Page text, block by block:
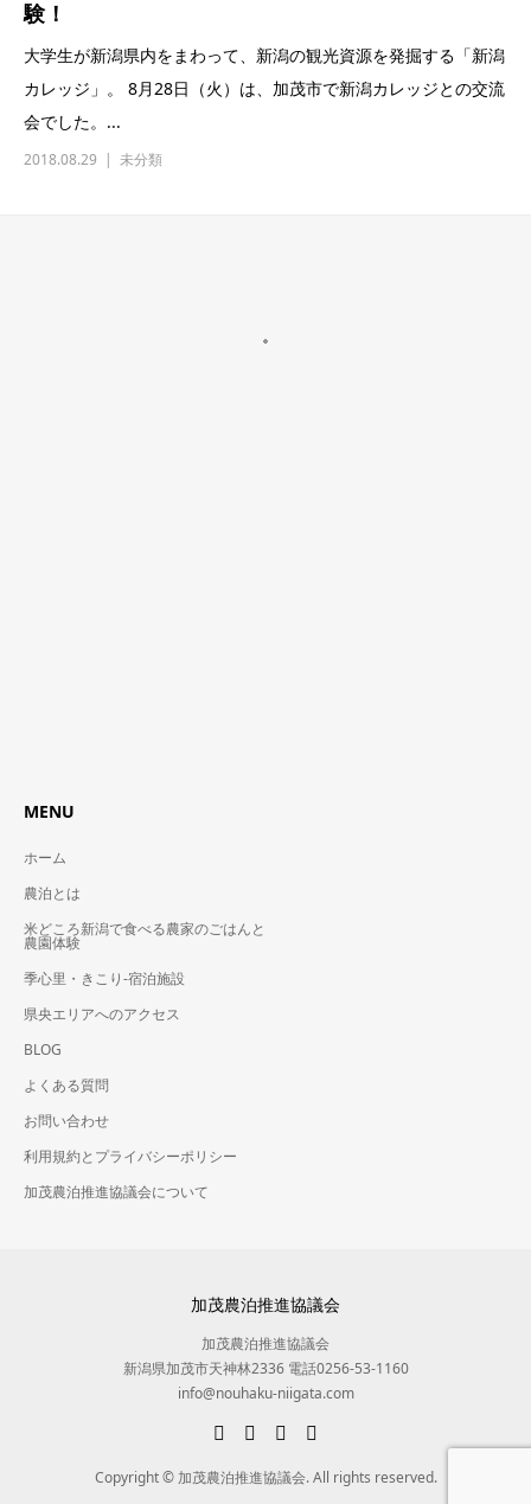
験！
大学生が新潟県内をまわって、新潟の観光資源を発掘する「新潟
カレッジ」。 8月28日（火）は、加茂市で新潟カレッジとの交流
会でした。...
2018.08.29 未分類
MENU
ホーム
農泊とは
米どころ新潟で食べる農家のごはんと
農園体験
季心里・きこり-宿泊施設
県央エリアへのアクセス
BLOG
よくある質問
お問い合わせ
利用規約とプライバシーポリシー
加茂農泊推進協議会について
加茂農泊推進協議会
加茂農泊推進協議会
新潟県加茂市天神林2336 電話0256-53-1160
info@nouhaku-niigata.com
Copyright © 加茂農泊推進協議会. All rights reserved.